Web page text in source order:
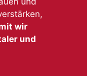
wir
und